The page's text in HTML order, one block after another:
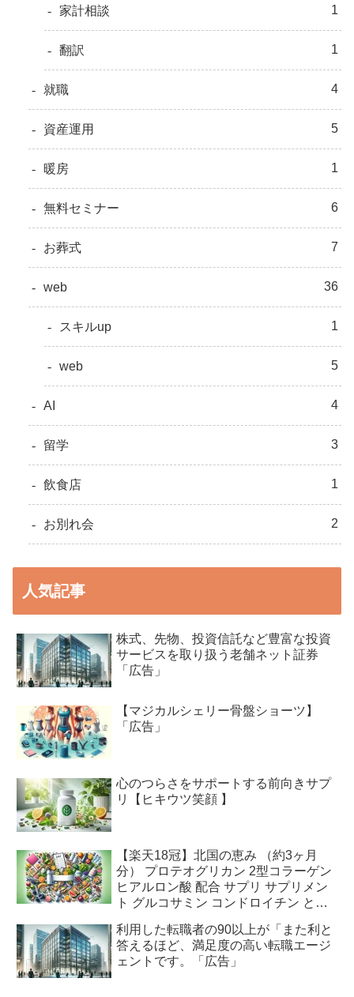
家計相談 1
翻訳 1
就職 4
資産運用 5
暖房 1
無料セミナー 6
お葬式 7
web 36
スキルup 1
web 5
AI 4
留学 3
飲食店 1
お別れ会 2
人気記事
株式、先物、投資信託など豊富な投資
サービスを取り扱う老舗ネット証券
「広告」
【マジカルシェリー骨盤ショーツ】
「広告」
心のつらさをサポートする前向きサプ
リ【ヒキウツ笑顔 】
【楽天18冠】北国の恵み （約3ヶ月
分） プロテオグリカン 2型コラーゲン
ヒアルロン酸 配合 サプリ サプリメン
ト グルコサミン コンドロイチン と好
和感が気になる方に 鮭軟骨 サケ軟骨
非変性ii型コラーゲン 送料無料「広
告」
利用した転職者の90以上が「また利と
答えるほど、満足度の高い転職エージ
ェントです。「広告」